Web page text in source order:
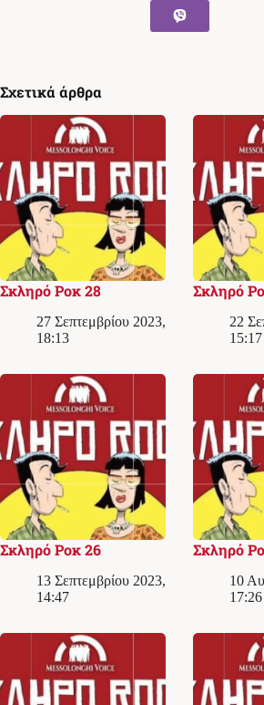
Σχετικά άρθρα
Σκληρό Ροκ 28
27 Σεπτεμβρίου 2023,
18:13
Σκληρό
22
15:17
Σκληρό Ροκ 26
13 Σεπτεμβρίου 2023,
14:47
Σκληρό
10
17:26